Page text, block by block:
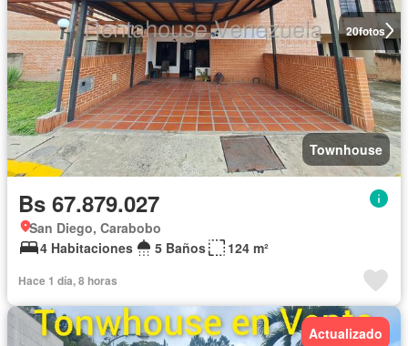
20fotos
Townhouse
Bs 67.879.027
San Diego, Carabobo
4 Habitaciones
5 Baños 124 m²
Hace 1 día, 8 horas
Actualizado